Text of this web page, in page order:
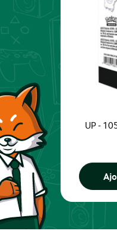
UP -